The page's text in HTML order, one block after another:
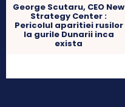
George Scutaru, CEO New
Strategy Center :
Pericolul aparitiei rusilor
la gurile Dunarii inca
exista